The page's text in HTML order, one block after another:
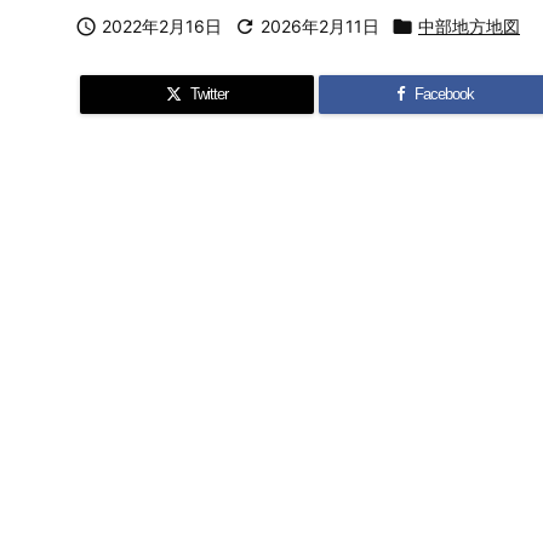
 2022年2月16日  2026年2月11日  中部地方地図
Twitter Facebook